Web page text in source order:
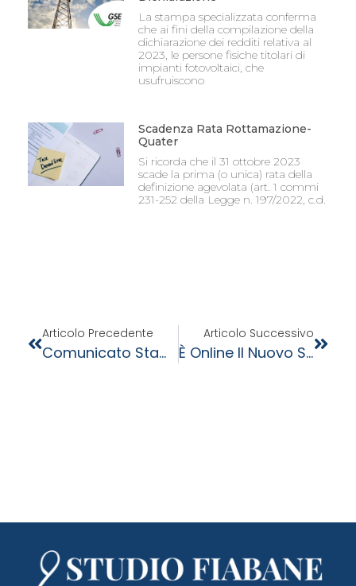
La stampa specializzata conferma
che ai fini della compilazione della
dichiarazione dei redditi relativa al
2023, le persone fisiche titolari di
impianti fotovoltaici, che
usufruiscono
Scadenza Rata Rottamazione-
Quater
Si ricorda che il 31 ottobre 2023
scade la prima (o unica) rata della
definizione agevolata (art. 1 commi
231-252 della Legge n. 197/2022, c.d.
Articolo Precedente
Comunicato Stampa Del Presidente Del Consiglio Dei Ministri, 29 Febbraio 2020.
Articolo Successivo
È Online Il Nuovo Sito Web